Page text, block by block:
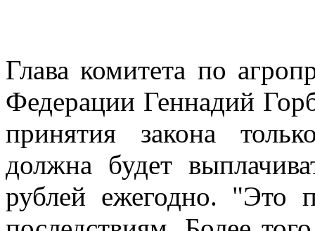
Глава комитета по
Федерации Геннадий
принятия закона
должна будет
рублей ежегодно. "Это